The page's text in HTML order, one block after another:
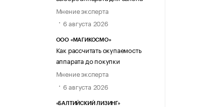
Мнение эксперта
6 августа 2026
ООО «МАГИКОСМО»
Как рассчитать окупаемость
аппарата до покупки
Мнение эксперта
6 августа 2026
«БАЛТИЙСКИЙ ЛИЗИНГ»